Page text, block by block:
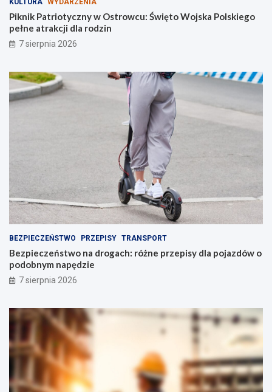
t
r
o
w
c
:
w
i
s
k
a
P
o
l
s
k
i
o
e
ł
e
a
c
h
:
r
ó
n
p
r
d
l
a
p
o
j
a
z
d
o
o
d
b
n
KULTURA WYDARZENIA
Piknik Patriotyczny w Ostrowcu: Święto Wojska Polskiego
pełne atrakcji dla rodzin
7 sierpnia 2026
BEZPIECZEŃSTWO PRZEPISY TRANSPORT
Bezpieczeństwo na drogach: różne przepisy dla pojazdów o
podobnym napędzie
7 sierpnia 2026